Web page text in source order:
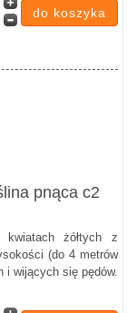
pnąca c2
żółtych z
(do 4 metrów
i wijących się pędów.